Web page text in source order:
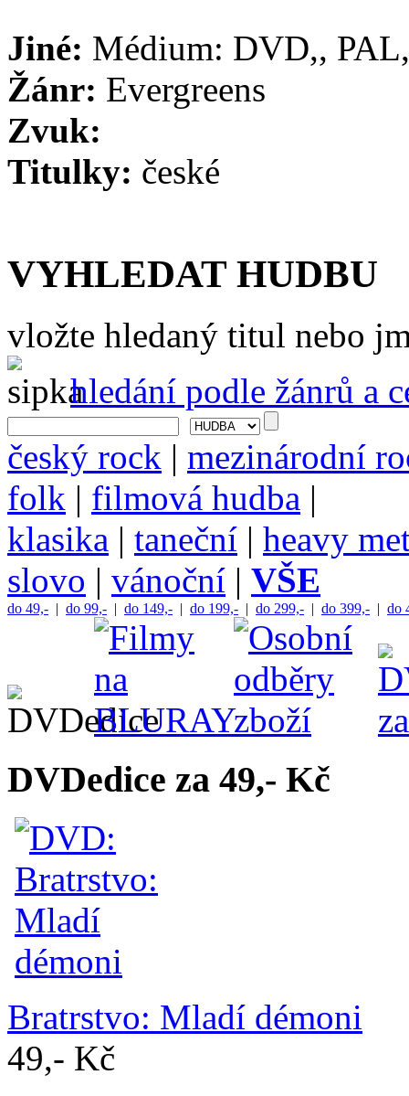
Jiné: Médium: DVD,, PAL,
Žánr: Evergreens
Zvuk:
Titulky: české
VYHLEDAT HUDBU
vložte hledaný titul nebo
hledání podle žánrů a
český rock | mezinárodní
folk | filmová hudba |
klasika | taneční | heavy
slovo | vánoční | VŠE
do 49,- | do 99,- | do 149,- | do 199,- | do 299,- | do 399,- | do
DVDedice za 49,- Kč
Bratrstvo: Mladí démoni
49,- Kč